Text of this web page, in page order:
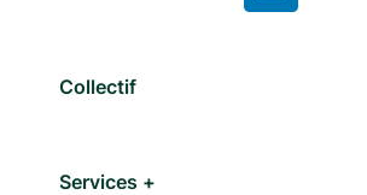
Collectif
Services +